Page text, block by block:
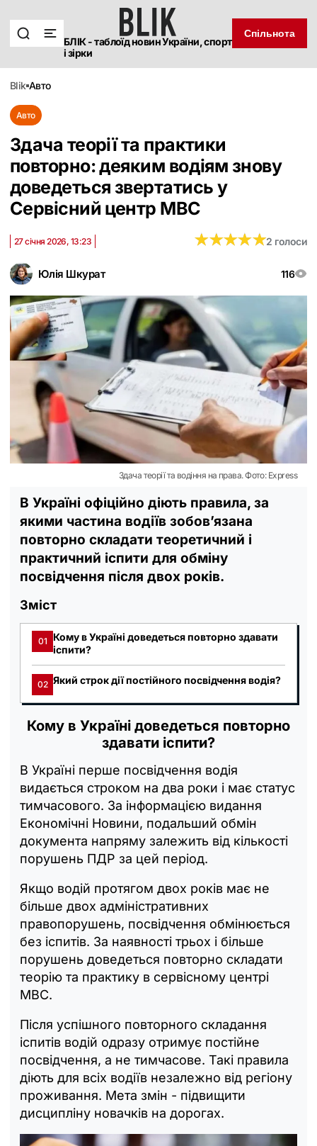
БЛІК - таблоїд новин України, спорт
і зірки
Спільнота
blik авто
Авто
Здача теорії та практики
повторно: деяким водіям знову
доведеться звертатись у
Сервісний центр МВС
Юлія Шкурат 116
27 січня 2026, 13:23 ★★★★★
★★★★★2 голоси
Здача теорії та водіння на права. Фото: Express
В Україні офіційно діють правила, за
якими частина водіїв зобов’язана
повторно складати теоретичний і
практичний іспити для обміну
посвідчення після двох років.
Зміст
01
Кому в Україні доведеться повторно здавати
іспити?
02 Який строк дії постійного посвідчення водія?
Кому в Україні доведеться повторно
здавати іспити?
В Україні перше посвідчення водія
видається строком на два роки і має статус
тимчасового. За інформацією видання
Економічні Новини, подальший обмін
документа напряму залежить від кількості
порушень ПДР за цей період.
Якщо водій протягом двох років має не
більше двох адміністративних
правопорушень, посвідчення обмінюється
без іспитів. За наявності трьох і більше
порушень доведеться повторно складати
теорію та практику в сервісному центрі
МВС.
Після успішного повторного складання
іспитів водій одразу отримує постійне
посвідчення, а не тимчасове. Такі правила
діють для всіх водіїв незалежно від регіону
проживання. Мета змін - підвищити
дисципліну новачків на дорогах.